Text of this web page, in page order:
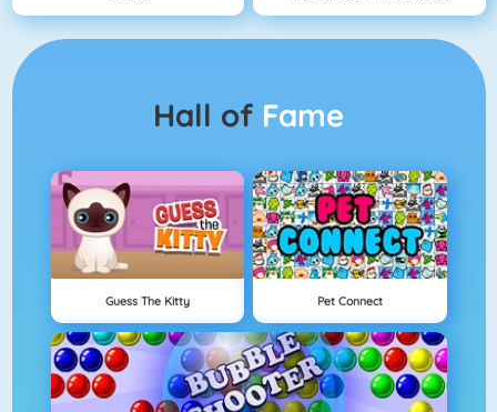
Hall of Fame
Guess The Kitty Pet Connect